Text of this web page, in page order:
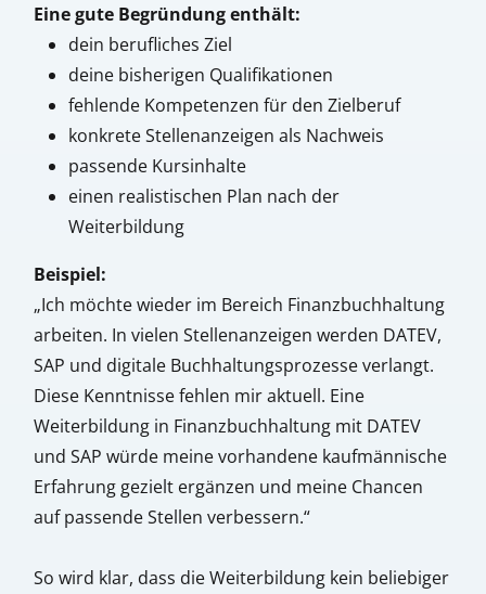
Eine gute Begründung enthält:
dein berufliches Ziel
deine bisherigen Qualifikationen
fehlende Kompetenzen für den Zielberuf
konkrete Stellenanzeigen als Nachweis
passende Kursinhalte
einen realistischen Plan nach der
Weiterbildung
Beispiel:
„Ich möchte wieder im Bereich Finanzbuchhaltung
arbeiten. In vielen Stellenanzeigen werden DATEV,
SAP und digitale Buchhaltungsprozesse verlangt.
Diese Kenntnisse fehlen mir aktuell. Eine
Weiterbildung in Finanzbuchhaltung mit DATEV
und SAP würde meine vorhandene kaufmännische
Erfahrung gezielt ergänzen und meine Chancen
auf passende Stellen verbessern.“
So wird klar, dass die Weiterbildung kein beliebiger